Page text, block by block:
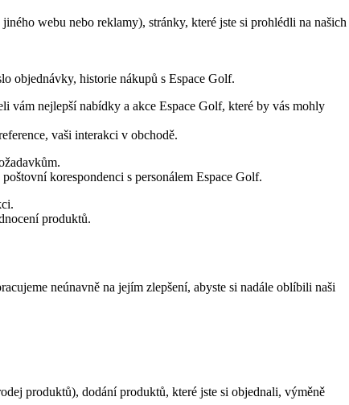
webu nebo reklamy), stránky, které jste si prohlédli na našich
objednávky, historie nákupů s Espace Golf.
vám nejlepší nabídky a akce Espace Golf, které by vás mohly
vaši interakci v obchodě.
korespondenci s personálem Espace Golf.
produktů.
neúnavně na jejím zlepšení, abyste si nadále oblíbili naši
produktů), dodání produktů, které jste si objednali, výměně